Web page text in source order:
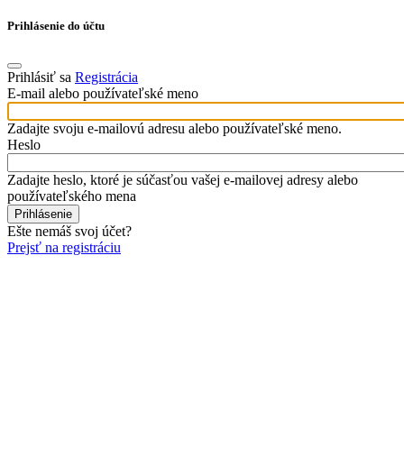
Prihlásenie do účtu
Prihlásiť sa Registrácia
E-mail alebo používateľské meno
Zadajte svoju e-mailovú adresu alebo používateľské meno.
Heslo
Zadajte heslo, ktoré je súčasťou vašej e-mailovej adresy alebo
používateľského mena
Ešte nemáš svoj účet?
Prejsť na registráciu